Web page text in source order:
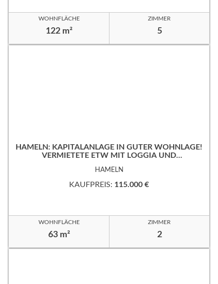
WOHNFLÄCHE
122 m²
ZIMMER
5
HAMELN: KAPITALANLAGE IN GUTER WOHNLAGE!
VERMIETETE ETW MIT LOGGIA UND
HAMELN
KAUFPREIS: 115.000 €
WOHNFLÄCHE
63 m²
ZIMMER
2